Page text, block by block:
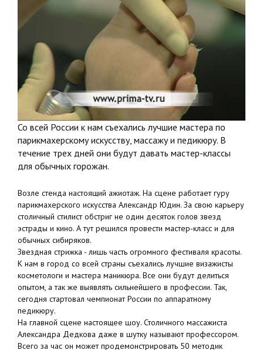
Со всей России к нам съехались лучшие мастера по
парикмахерскому искусству, массажу и педикюру. В
течение трех дней они будут давать мастер-классы
для обычных горожан.
Возле стенда настоящий ажиотаж. На сцене работает гуру
парикмахерского искусства Александр Юдин. За свою карьеру
столичный стилист обстриг не один десяток голов звезд
эстрады и кино. А тут решился провести мастер-класс и для
обычных сибиряков.
Звездная стрижка - лишь часть огромного фестиваля красоты.
К нам в город со всей страны съехались лучшие визажисты
косметологи и мастера маникюра. Все они будут делиться
опытом, а так же выявлять сильнейшего в профессии. Так,
сегодня стартовал чемпионат России по аппаратному
педикюру.
На главной сцене настоящее шоу. Столичного массажиста
Александра Дедкова даже в шутку называют профессором.
Всего за час он может продемонстрировать 50 методик